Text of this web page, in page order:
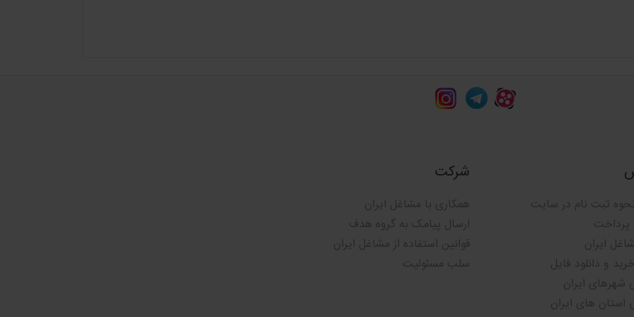
ثبت نام در سایت
پرداخت
ایران
و دانلود فایل
شهرهای ایران
استان های ایران
شرکت
همکاری با مشاغل ایران
ارسال پیامک به گروه هدف
قوانین استفاده از مشاغل ایران
سلب مسئولیت